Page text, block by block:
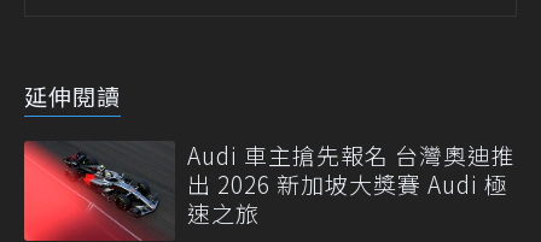
延伸閱讀
Audi 車主搶先報名 台灣奧迪推
出 2026 新加坡大獎賽 Audi 極
速之旅